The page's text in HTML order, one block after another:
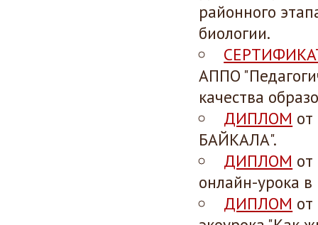
районного
биологии.
АППО
качества
ДИПЛОМ
БАЙКАЛА".
ДИПЛОМ
онлайн-урока в
ДИПЛОМ